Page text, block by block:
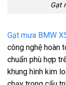
Gạt
Gạt mưa BMW
công nghệ hoàn
chuẩn phù hợp
khung hình kim